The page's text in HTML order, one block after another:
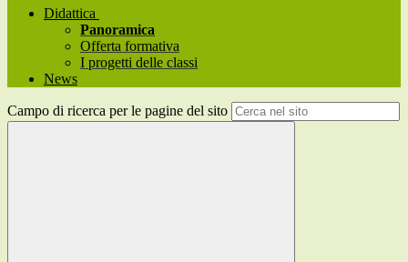
Didattica
Panoramica
Offerta formativa
I progetti delle classi
News
Campo di ricerca per le pagine del sito